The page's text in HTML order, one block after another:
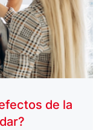
de la